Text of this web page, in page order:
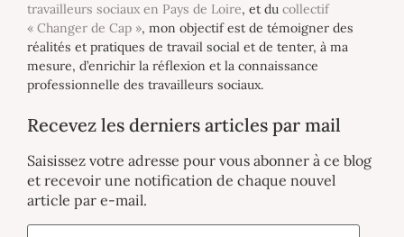
travailleurs sociaux en Pays de Loire, et du collectif
« Changer de Cap », mon objectif est de témoigner des
réalités et pratiques de travail social et de tenter, à ma
mesure, d’enrichir la réflexion et la connaissance
professionnelle des travailleurs sociaux.
Recevez les derniers articles par mail
Saisissez votre adresse pour vous abonner à ce blog
et recevoir une notification de chaque nouvel
article par e-mail.